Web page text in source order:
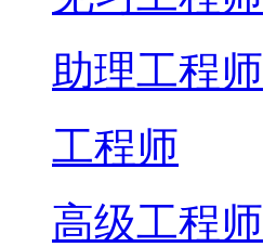
助理工程师
工程师
高级工程师